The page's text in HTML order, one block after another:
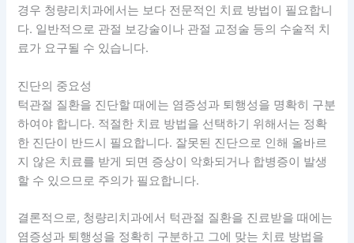
경우 청량리치과에서는 보다 전문적인 치료 방법이 필요합니
다. 일반적으로 관절 보강술이나 관절 교정술 등의 수술적 치
료가 요구될 수 있습니다.
진단의 중요성
턱관절 질환을 진단할 때에는 염증성과 퇴행성을 명확히 구분
하여야 합니다. 적절한 치료 방법을 선택하기 위해서는 정확
한 진단이 반드시 필요합니다. 잘못된 진단으로 인해 올바르
지 않은 치료를 받게 되면 증상이 악화되거나 합병증이 발생
할 수 있으므로 주의가 필요합니다.
결론적으로, 청량리치과에서 턱관절 질환을 진료받을 때에는
염증성과 퇴행성을 정확히 구분하고 그에 맞는 치료 방법을